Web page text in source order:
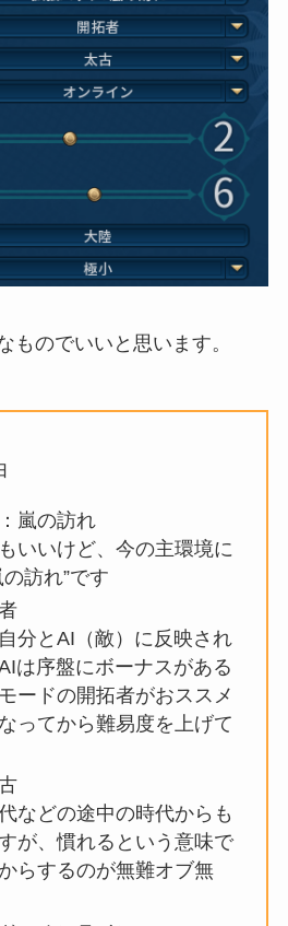
ものでいいと思います。
嵐の訪れ
いいけど、今の主環境に
訪れ”です
分とAI（敵）に反映され
は序盤にボーナスがある
ードの開拓者がおススメ
ってから難易度を上げて
などの途中の時代からも
が、慣れるという意味で
らするのが無難オブ無